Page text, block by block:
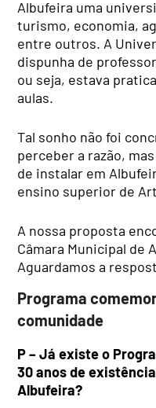
Albufeira uma
turismo, economia,
entre outros. A
dispunha de
ou seja, estava
aulas.
Tal sonho não foi
perceber a razão,
de instalar em
ensino superior de
A nossa proposta
Câmara Municipal de
Aguardamos a
Programa
comunidade
P – Já existe o
30 anos de
Albufeira?